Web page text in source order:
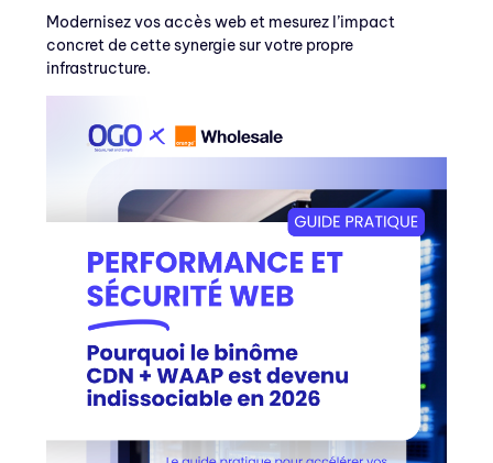
Modernisez vos accès web et mesurez l’impact
concret de cette synergie sur votre propre
infrastructure.